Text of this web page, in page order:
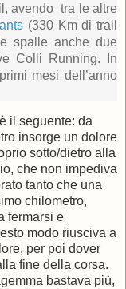
avendo tra le altre
(330 Km di trail
spalle anche due
Colli Running. In
mesi dell’anno
il seguente: da
insorge un dolore
sotto/dietro alla
che non impediva
tanto che una
chilometro,
fermarsi e
modo riusciva a
per poi dover
fine della corsa.
bastava più,